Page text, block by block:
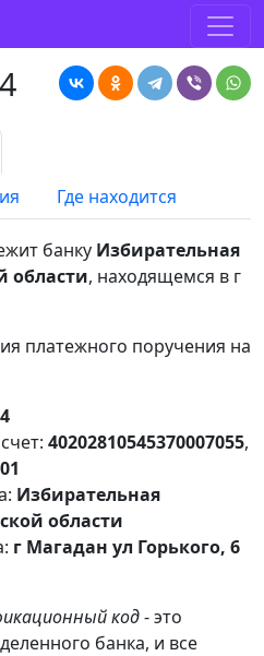
Где находится
банку Избирательная
области, находящемся в г
платежного поручения на
40202810545370007055,
Избирательная
области
г Магадан ул Горького, 6
код- это
банка, и все